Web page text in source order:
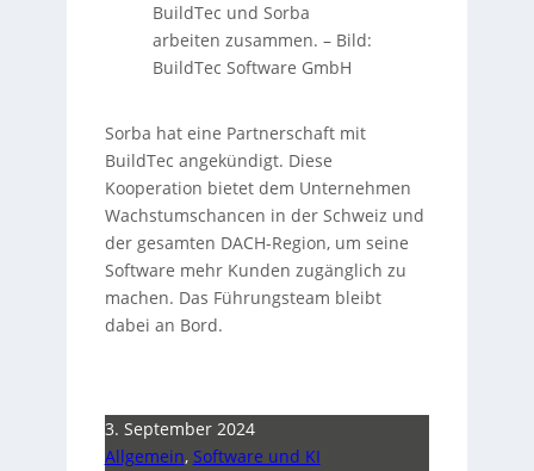
BuildTec und Sorba
arbeiten zusammen. – Bild:
BuildTec Software GmbH
Sorba hat eine Partnerschaft mit
BuildTec angekündigt. Diese
Kooperation bietet dem Unternehmen
Wachstumschancen in der Schweiz und
der gesamten DACH-Region, um seine
Software mehr Kunden zugänglich zu
machen. Das Führungsteam bleibt
dabei an Bord.
3. September 2024
Allgemein, Software und KI